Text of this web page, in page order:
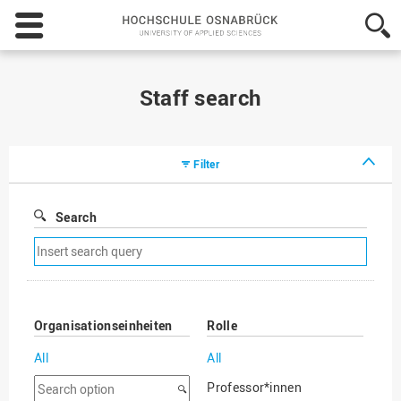
Hochschule
Osnabrück
-
Staff search
Filter
Search
Remove
search
filter
Organisationseinheiten
All
Search
Rolle
All
Professor*innen